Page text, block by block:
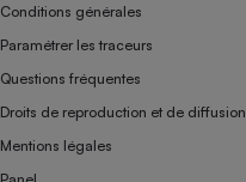
Conditions générales
Paramétrer les traceurs
Questions fréquentes
Droits de reproduction et de diffusion
Mentions légales